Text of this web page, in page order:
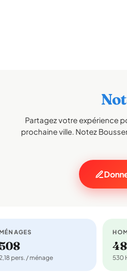
Partagez votre expérience
prochaine ville. Notez
508
pers. / ménage 530